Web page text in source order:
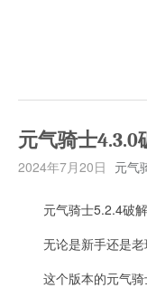
元气骑士4.3.0
2024年7月20日 元气
元气骑士5.2.4破解
无论是新手还是老
这个版本的元气骑